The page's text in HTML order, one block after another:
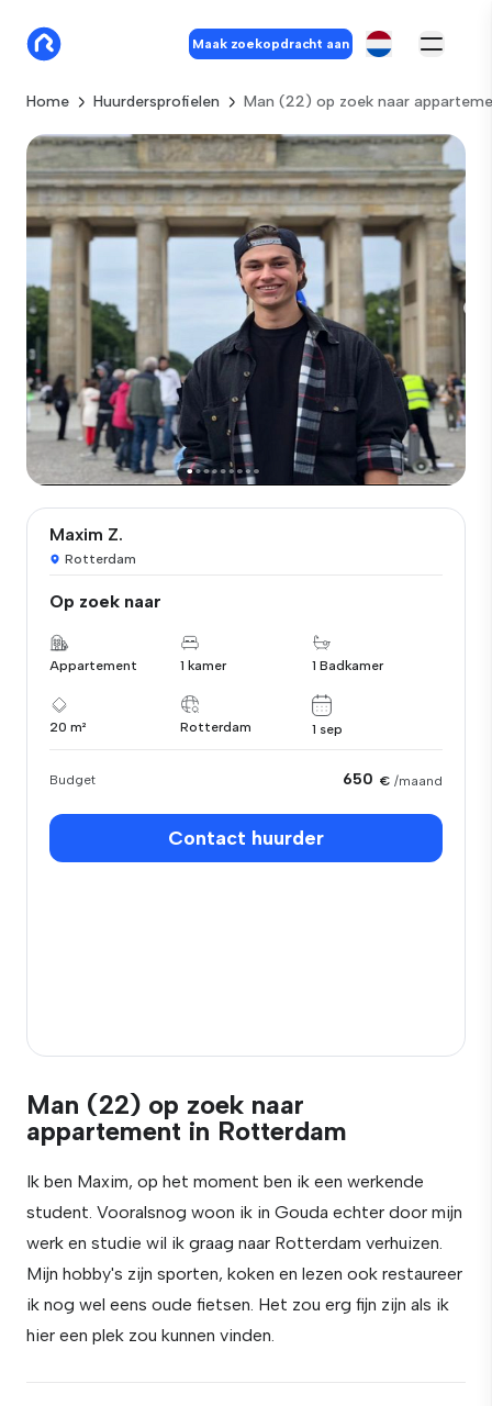
Maak zoekopdracht aan
Home Huurdersprofielen Man (22) op zoek naar
Maxim Z.
Rotterdam
Op zoek naar
Appartement 1 kamer 1 Badkamer
20 m² Rotterdam 1 sep
Budget 650 € /maand
Contact huurder
Man (22) op zoek naar
appartement in Rotterdam
Ik ben Maxim, op het moment ben ik een werkende
student. Vooralsnog woon ik in Gouda echter door mijn
werk en studie wil ik graag naar Rotterdam verhuizen.
Mijn hobby's zijn sporten, koken en lezen ook restaureer
ik nog wel eens oude fietsen. Het zou erg fijn zijn als ik
hier een plek zou kunnen vinden.